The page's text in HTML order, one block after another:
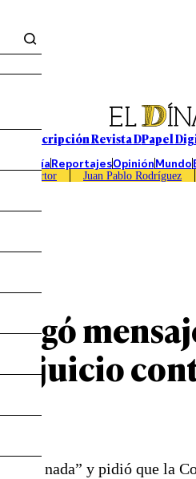
Suscripción Revista DPapel
EconomíaReportajesOpiniónMundo
Caso Sartor Juan Pablo Rodríguez
juicio
nada” y pidió que la